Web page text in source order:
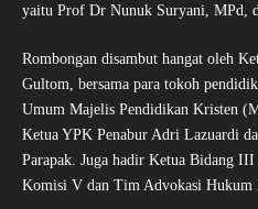
yaitu Prof Dr Nunuk Suryani, MPd,
Rombongan disambut hangat oleh
Gultom, bersama para tokoh
Umum Majelis Pendidikan Kristen
Ketua YPK Penabur Adri Lazuardi
Parapak. Juga hadir Ketua Bidang
Komisi V dan Tim Advokasi Hukum